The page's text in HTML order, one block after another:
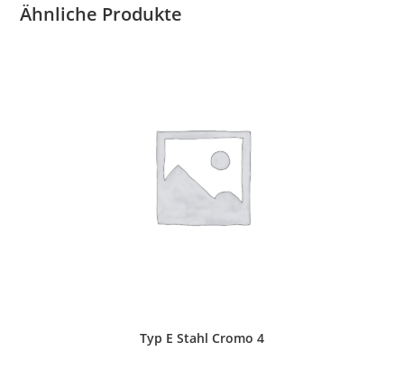
Ähnliche Produkte
Typ E Stahl Cromo 4